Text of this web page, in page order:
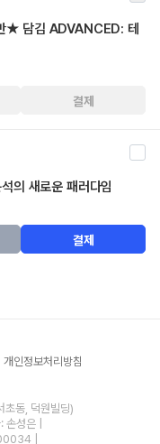
★ 담김 ADVANCED: 테
결제
의 새로운 패러다임
결제
개인정보처리방침
동, 덕원빌딩)
손성은 |